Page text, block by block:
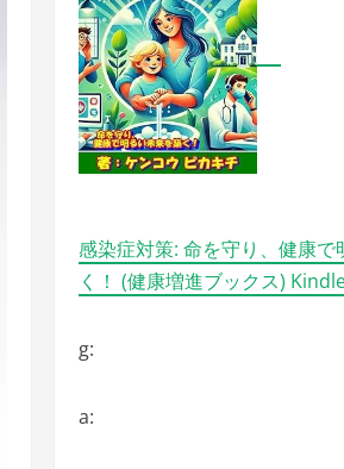
感染症対策: 命を守り、健康で
く！ (健康増進ブックス)
g:
a: